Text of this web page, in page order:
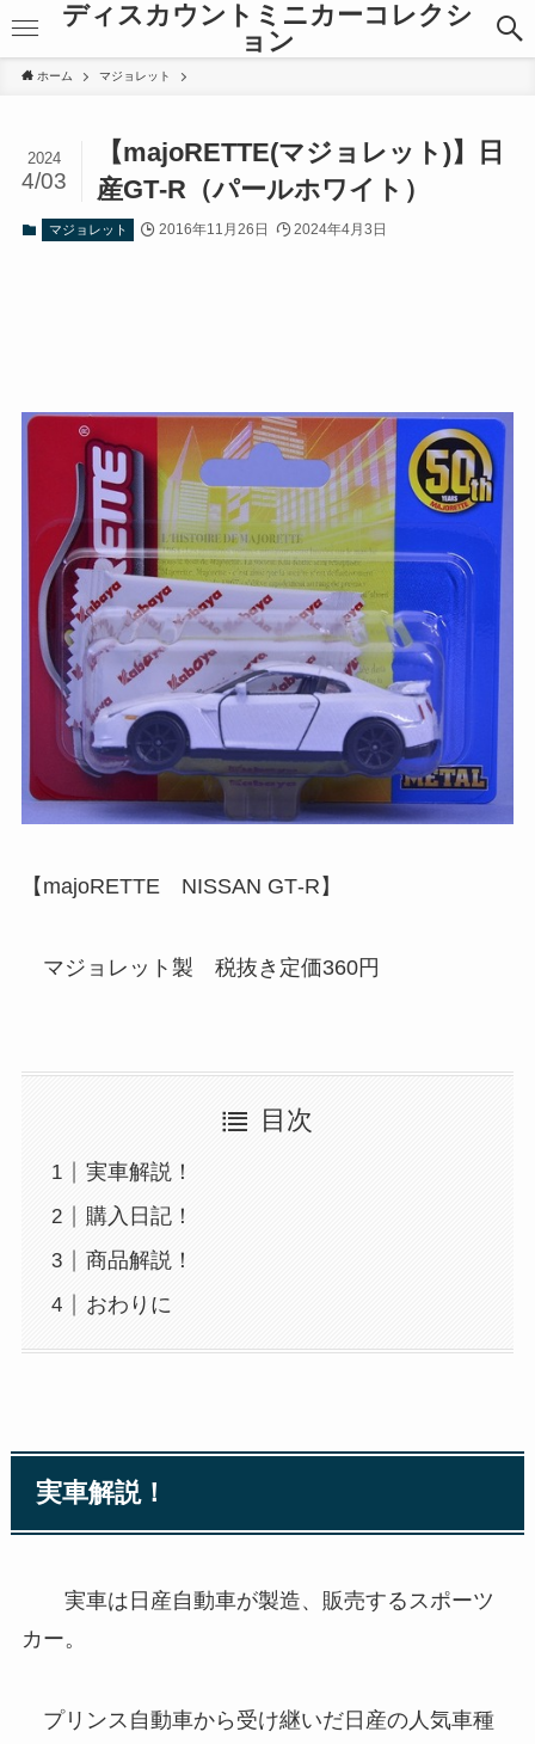
ディスカウントミニカーコレクシ
ョン
ホーム マジョレット
【majoRETTE(マジョレット)】日
産GT‐R（パールホワイト）
2024
4/03
マジョレット 2016年11月26日 2024年4月3日
【majoRETTE NISSAN GT‐R】
マジョレット製 税抜き定価360円
目次
実車解説！
購入日記！
商品解説！
おわりに
実車解説！
実車は日産自動車が製造、販売するスポーツ
カー。
プリンス自動車から受け継いだ日産の人気車種